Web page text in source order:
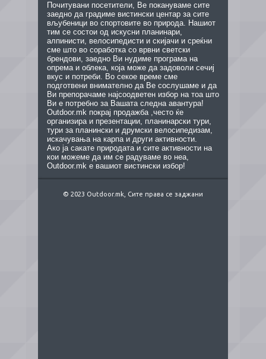
Почитувани посетители, Ве покануваме сите
заедно да градиме вистински центар за сите
вљубеници во спортовите во природа. Нашиот
тим се состои од искусни планинари,
алпинисти, велосипедисти и скијачи и среќни
сме што во соработка со врвни светски
брендови, заедно Ви нудиме програма на
опрема и облека, која може да задоволи сечиј
вкус и потреби. Во секое време сме
подготвени внимателно да Ве сослушаме и да
Ви препорачаме најсоодветен избор на тоа што
Ви е потребно за Вашата следна авантура!
Outdoor.mk покрај продажба ,често ќе
организира и презентации, планинарски тури,
тури за планински и друмски велосипедизам,
искачувања на карпа и други активности.
Ако ја сакате природата и сите активности на
кои можеме да им се радуваме во неа,
Outdoor.mk е вашиот вистински избор!
© 2023 Outdoor.mk, Сите права се заджани